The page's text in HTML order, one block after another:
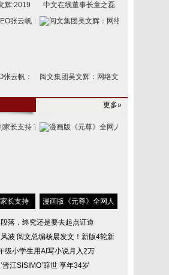
辉:2019 中文在线董事长童之磊
张云帆：
阅文集团吴文辉：网络文
更多»
长支持 漫画版《元尊》全网人
落，终究还是要去起点证道
波 阅文总编杨晨发文！新版4轮新书PK
级小学生用AI写小说月入2万
晋江SISIMO’辞世 享年34岁